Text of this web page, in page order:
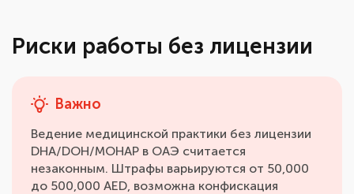
Риски работы без лицензии
Важно
Ведение медицинской практики без лицензии
DHA/DOH/MOHAP в ОАЭ считается
незаконным. Штрафы варьируются от 50,000
до 500,000 AED, возможна конфискация